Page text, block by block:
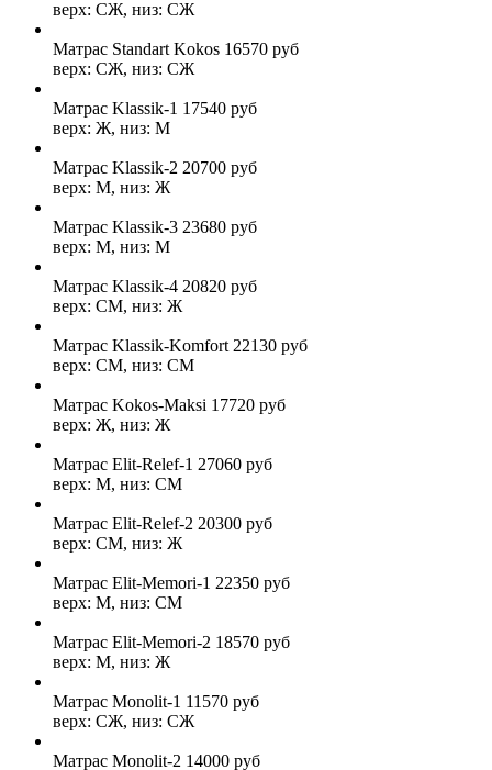
верх: СЖ, низ: СЖ
Матрас Standart Kokos 16570 руб
верх: СЖ, низ: СЖ
Матрас Klassik-1 17540 руб
верх: Ж, низ: М
Матрас Klassik-2 20700 руб
верх: М, низ: Ж
Матрас Klassik-3 23680 руб
верх: М, низ: М
Матрас Klassik-4 20820 руб
верх: СМ, низ: Ж
Матрас Klassik-Komfort 22130 руб
верх: СМ, низ: СМ
Матрас Kokos-Maksi 17720 руб
верх: Ж, низ: Ж
Матрас Elit-Relef-1 27060 руб
верх: М, низ: СМ
Матрас Elit-Relef-2 20300 руб
верх: СМ, низ: Ж
Матрас Elit-Memori-1 22350 руб
верх: М, низ: СМ
Матрас Elit-Memori-2 18570 руб
верх: М, низ: Ж
Матрас Monolit-1 11570 руб
верх: СЖ, низ: СЖ
Матрас Monolit-2 14000 руб